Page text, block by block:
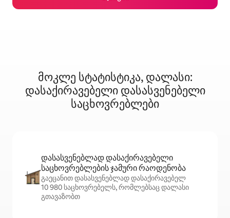
მოკლე სტატისტიკა, დალასი:
დასაქირავებელი დასასვენებელი
საცხოვრებლები
დასასვენებლად დასაქირავებელი
საცხოვრებლების ჯამური რაოდენობა
გაეცანით დასასვენებლად დასაქირავებელ
10 980 საცხოვრებელს, რომლებსაც დალასი
გთავაზობთ